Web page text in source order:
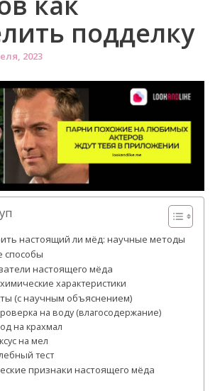
подделку
2023
настоящий ли мёд: научные методы
способы
настоящего мёда
характеристики
(с научным объяснением)
на воду (влагосодержание)
на крахмал
на мел
тест
признаки настоящего мёда